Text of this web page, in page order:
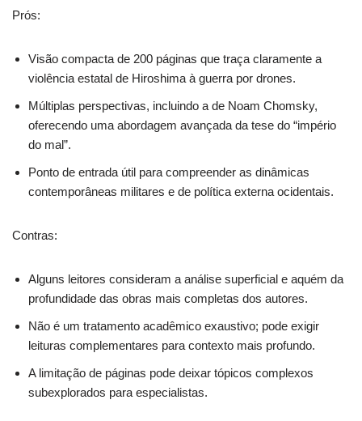
Prós:
Visão compacta de 200 páginas que traça claramente a
violência estatal de Hiroshima à guerra por drones.
Múltiplas perspectivas, incluindo a de Noam Chomsky,
oferecendo uma abordagem avançada da tese do “império
do mal”.
Ponto de entrada útil para compreender as dinâmicas
contemporâneas militares e de política externa ocidentais.
Contras:
Alguns leitores consideram a análise superficial e aquém da
profundidade das obras mais completas dos autores.
Não é um tratamento acadêmico exaustivo; pode exigir
leituras complementares para contexto mais profundo.
A limitação de páginas pode deixar tópicos complexos
subexplorados para especialistas.